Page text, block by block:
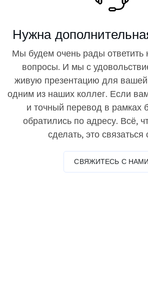
Нужна
Мы будем очень рады
вопросы. И мы с
живую презентацию для вашей
одним из наших коллег. Если
и точный перевод в рамках
обратились по адресу. Всё,
сделать, это связаться
СВЯЖИТЕСЬ С НАМИ